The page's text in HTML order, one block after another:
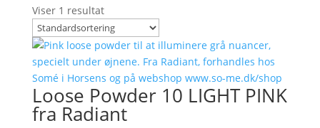
Viser 1 resultat
Loose Powder 10 LIGHT PINK
fra Radiant